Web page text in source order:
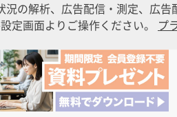
の解析、広告配信・測定、広
定画面よりご操作ください。 プ